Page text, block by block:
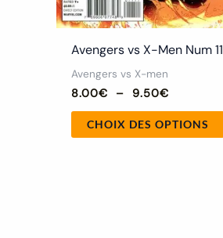
Avengers vs X-Men Num 11
Avengers vs X-men
8.00€ – 9.50€
CHOIX DES OPTIONS